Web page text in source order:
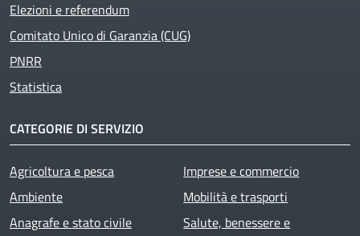
Elezioni e referendum
Comitato Unico di Garanzia (CUG)
PNRR
Statistica
CATEGORIE DI SERVIZIO
Agricoltura e pesca
Ambiente
Anagrafe e stato civile
Imprese e commercio
Mobilità e trasporti
Salute, benessere e